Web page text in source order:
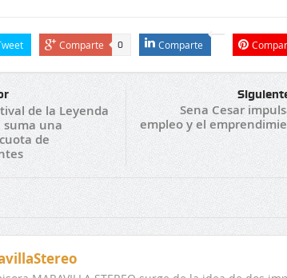
Comparte 0 Comparte
de la Leyenda
una
de
Sena Cesar
empleo y el